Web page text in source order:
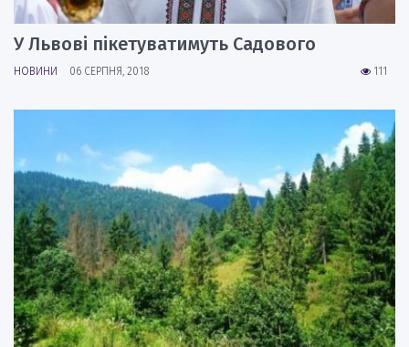
У Львові пікетуватимуть Садового
111
НОВИНИ 06 СЕРПНЯ, 2018